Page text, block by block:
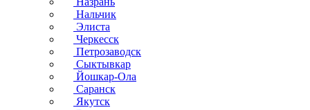
Нальчик
Элиста
Черкесск
Петрозаводск
Сыктывкар
Йошкар-Ола
Саранск
Якутск